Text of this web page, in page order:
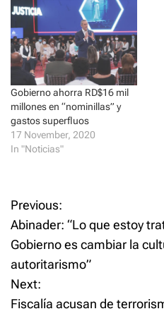
n
n
e
w
w
i
n
d
o
w
n
e
w
w
i
n
d
o
w
)
Gobierno ahorra RD$16 mil
millones en “nominillas” y
gastos superfluos
17 November, 2020
In "Noticias"
P
o
s
t
Previous:
Abinader: “Lo que estoy
Gobierno es cambiar la
autoritarismo”
Next:
Fiscalía acusan de